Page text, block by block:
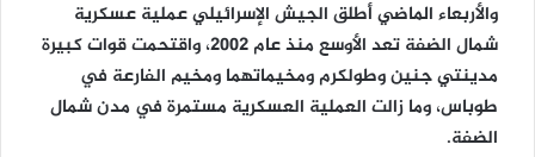
والأربعاء الماضي أطلق الجيش الإسرائيلي عملية عسكرية
شمال الضفة تعد الأوسع منذ عام 2002، واقتحمت قوات كبيرة
مدينتي جنين وطولكرم ومخيماتهما ومخيم الفارعة في
طوباس، وما زالت العملية العسكرية مستمرة في مدن شمال
الضفة.